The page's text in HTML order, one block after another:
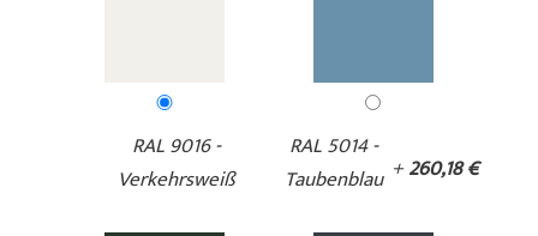
RAL 9016 -
Verkehrsweiß
RAL 5014 -
Taubenblau +260,18 €